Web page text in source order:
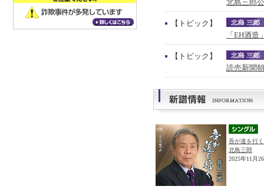
北島三郎
【トピック】
「EH酒
【トピック】
読売新聞
吾が道を行く
北島三郎
2025年11月